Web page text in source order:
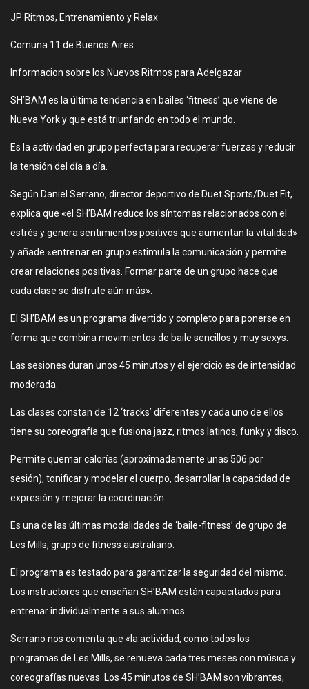
JP Ritmos, Entrenamiento y Relax
Comuna 11 de Buenos Aires
Informacion sobre los Nuevos Ritmos para Adelgazar
SH’BAM es la última tendencia en bailes ‘fitness’ que viene de
Nueva York y que está triunfando en todo el mundo.
Es la actividad en grupo perfecta para recuperar fuerzas y reducir
la tensión del día a día.
Según Daniel Serrano, director deportivo de Duet Sports/Duet Fit,
explica que «el SH’BAM reduce los síntomas relacionados con el
estrés y genera sentimientos positivos que aumentan la vitalidad»
y añade «entrenar en grupo estimula la comunicación y permite
crear relaciones positivas. Formar parte de un grupo hace que
cada clase se disfrute aún más».
El SH’BAM es un programa divertido y completo para ponerse en
forma que combina movimientos de baile sencillos y muy sexys.
Las sesiones duran unos 45 minutos y el ejercicio es de intensidad
moderada.
Las clases constan de 12 ‘tracks’ diferentes y cada uno de ellos
tiene su coreografía que fusiona jazz, ritmos latinos, funky y disco.
Permite quemar calorías (aproximadamente unas 506 por
sesión), tonificar y modelar el cuerpo, desarrollar la capacidad de
expresión y mejorar la coordinación.
Es una de las últimas modalidades de ‘baile-fitness’ de grupo de
Les Mills, grupo de fitness australiano.
El programa es testado para garantizar la seguridad del mismo.
Los instructores que enseñan SH’BAM están capacitados para
entrenar individualmente a sus alumnos.
Serrano nos comenta que «la actividad, como todos los
programas de Les Mills, se renueva cada tres meses con música y
coreografías nuevas. Los 45 minutos de SH’BAM son vibrantes,